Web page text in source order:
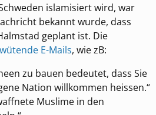
islamisiert wird, war
bekannt wurde, dass
geplant ist. Die
wütende E-Mails, wie zB:
zu bauen bedeutet, dass Sie
Nation willkommen heissen.“
Muslime in den